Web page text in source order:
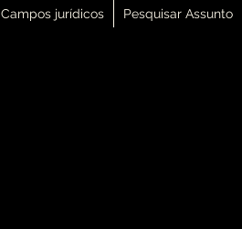
Campos jurídicos Pesquisar Assunto